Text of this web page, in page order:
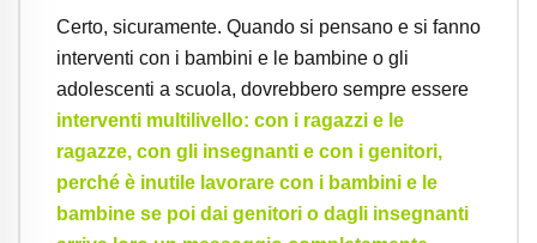
Certo, sicuramente. Quando si pensano e si fanno
interventi con i bambini e le bambine o gli
adolescenti a scuola, dovrebbero sempre essere
interventi multilivello: con i ragazzi e le
ragazze, con gli insegnanti e con i genitori,
perché è inutile lavorare con i bambini e le
bambine se poi dai genitori o dagli insegnanti